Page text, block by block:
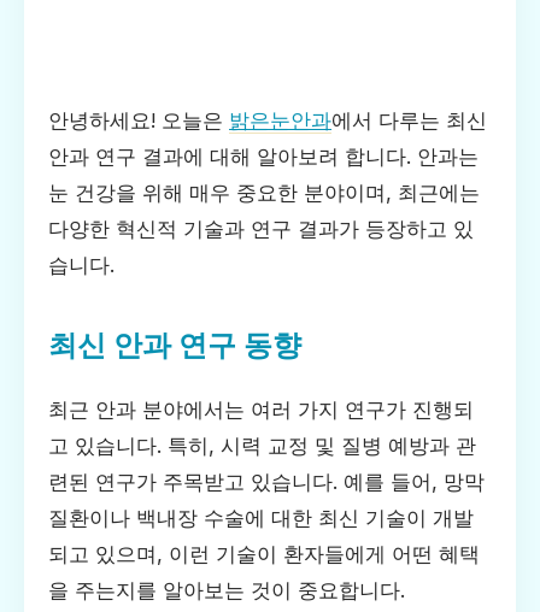
안녕하세요! 오늘은 밝은눈안과에서 다루는 최신
안과 연구 결과에 대해 알아보려 합니다. 안과는
눈 건강을 위해 매우 중요한 분야이며, 최근에는
다양한 혁신적 기술과 연구 결과가 등장하고 있
습니다.
최신 안과 연구 동향
최근 안과 분야에서는 여러 가지 연구가 진행되
고 있습니다. 특히, 시력 교정 및 질병 예방과 관
련된 연구가 주목받고 있습니다. 예를 들어, 망막
질환이나 백내장 수술에 대한 최신 기술이 개발
되고 있으며, 이런 기술이 환자들에게 어떤 혜택
을 주는지를 알아보는 것이 중요합니다.